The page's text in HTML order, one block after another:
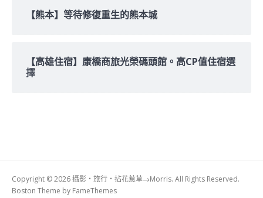
【熊本】等待修復重生的熊本城
【高雄住宿】康橋商旅光榮碼頭館。高CP值住宿選
擇
Copyright © 2026 攝影‧旅行‧拈花惹草→Morris. All Rights Reserved.
Boston Theme by FameThemes